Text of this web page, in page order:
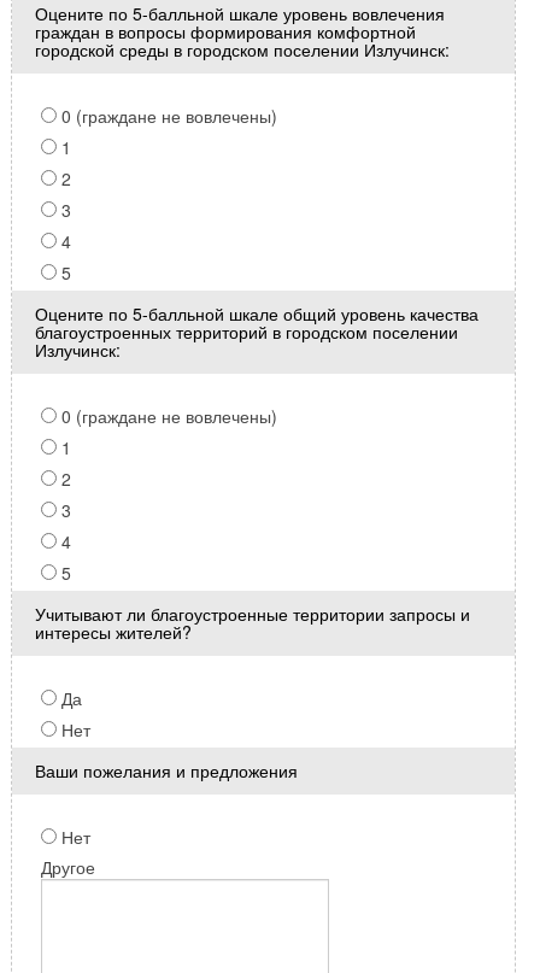
Оцените по 5-балльной шкале уровень вовлечения
граждан в вопросы формирования комфортной
городской среды в городском поселении Излучинск:
0 (граждане не вовлечены)
1
2
3
4
5
Оцените по 5-балльной шкале общий уровень качества
благоустроенных территорий в городском поселении
Излучинск:
0 (граждане не вовлечены)
1
2
3
4
5
Учитывают ли благоустроенные территории запросы и
интересы жителей?
Да
Нет
Ваши пожелания и предложения
Нет
Другое